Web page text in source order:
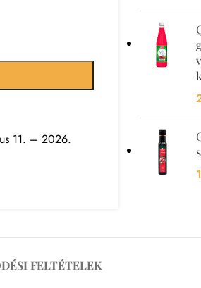
11. – 2026.
FELTÉTELEK